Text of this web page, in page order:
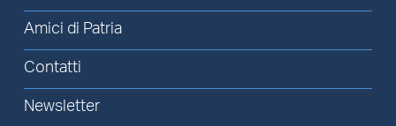
Amici di Patria
Contatti
Newsletter